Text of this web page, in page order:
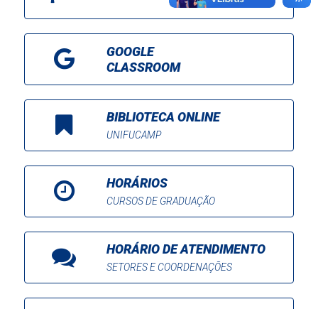
GOOGLE
CLASSROOM
BIBLIOTECA ONLINE
UNIFUCAMP
HORÁRIOS
CURSOS DE GRADUAÇÃO
HORÁRIO DE ATENDIMENTO
SETORES E COORDENAÇÕES